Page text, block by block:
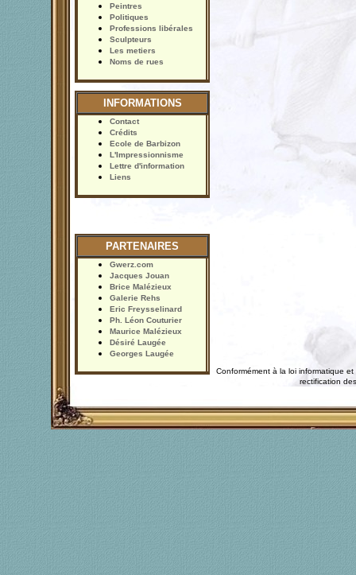
Peintres
Politiques
Professions libérales
Sculpteurs
Les metiers
Noms de rues
INFORMATIONS
Contact
Crédits
Ecole de Barbizon
L'Impressionnisme
Lettre d'information
Liens
PARTENAIRES
Gwerz.com
Jacques Jouan
Brice Malézieux
Galerie Rehs
Eric Freysselinard
Ph. Léon Couturier
Maurice Malézieux
Désiré Laugée
Georges Laugée
Conformément à la loi informatique
rectification